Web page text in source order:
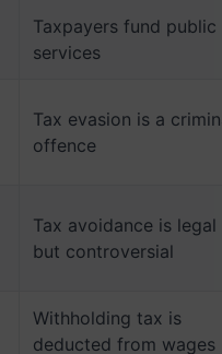
Taxpayers fund public
services
Tax evasion is a
offence
Tax avoidance is legal
but controversial
Withholding tax is
deducted from wages